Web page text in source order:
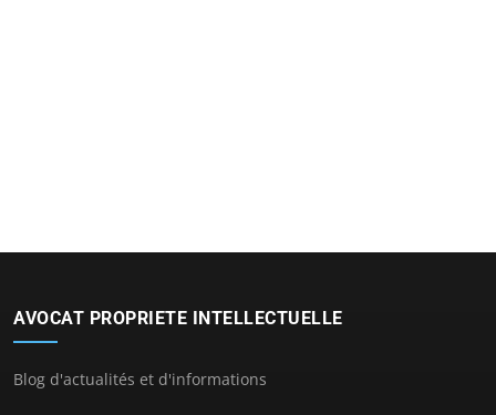
AVOCAT PROPRIETE INTELLECTUELLE
Blog d'actualités et d'informations